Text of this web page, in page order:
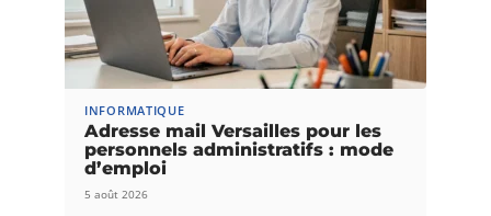
INFORMATIQUE
Adresse mail Versailles pour les
personnels administratifs : mode
d’emploi
5 août 2026